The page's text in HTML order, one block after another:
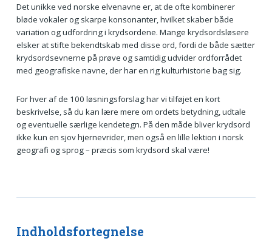
Det unikke ved norske elvenavne er, at de ofte kombinerer
bløde vokaler og skarpe konsonanter, hvilket skaber både
variation og udfordring i krydsordene. Mange krydsordsløsere
elsker at stifte bekendtskab med disse ord, fordi de både sætter
krydsordsevnerne på prøve og samtidig udvider ordforrådet
med geografiske navne, der har en rig kulturhistorie bag sig.
For hver af de 100 løsningsforslag har vi tilføjet en kort
beskrivelse, så du kan lære mere om ordets betydning, udtale
og eventuelle særlige kendetegn. På den måde bliver krydsord
ikke kun en sjov hjernevrider, men også en lille lektion i norsk
geografi og sprog – præcis som krydsord skal være!
Indholdsfortegnelse